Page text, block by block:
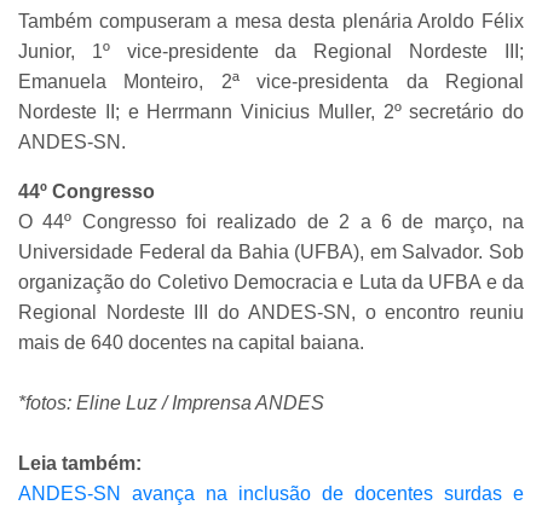
Também compuseram a mesa desta plenária Aroldo Félix
Junior, 1º vice-presidente da Regional Nordeste III;
Emanuela Monteiro, 2ª vice-presidenta da Regional
Nordeste II; e Herrmann Vinicius Muller, 2º secretário do
ANDES-SN.
44º Congresso
O 44º Congresso foi realizado de 2 a 6 de março, na
Universidade Federal da Bahia (UFBA), em Salvador. Sob
organização do Coletivo Democracia e Luta da UFBA e da
Regional Nordeste III do ANDES-SN, o encontro reuniu
mais de 640 docentes na capital baiana.
*fotos: Eline Luz / Imprensa ANDES
Leia também:
ANDES-SN avança na inclusão de docentes surdas e